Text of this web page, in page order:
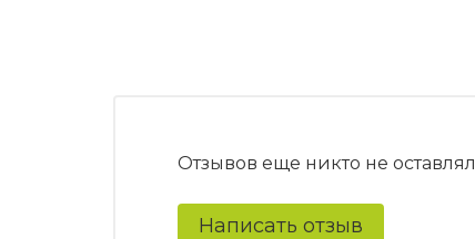
Отзывов еще никто не оставлял
Написать отзыв